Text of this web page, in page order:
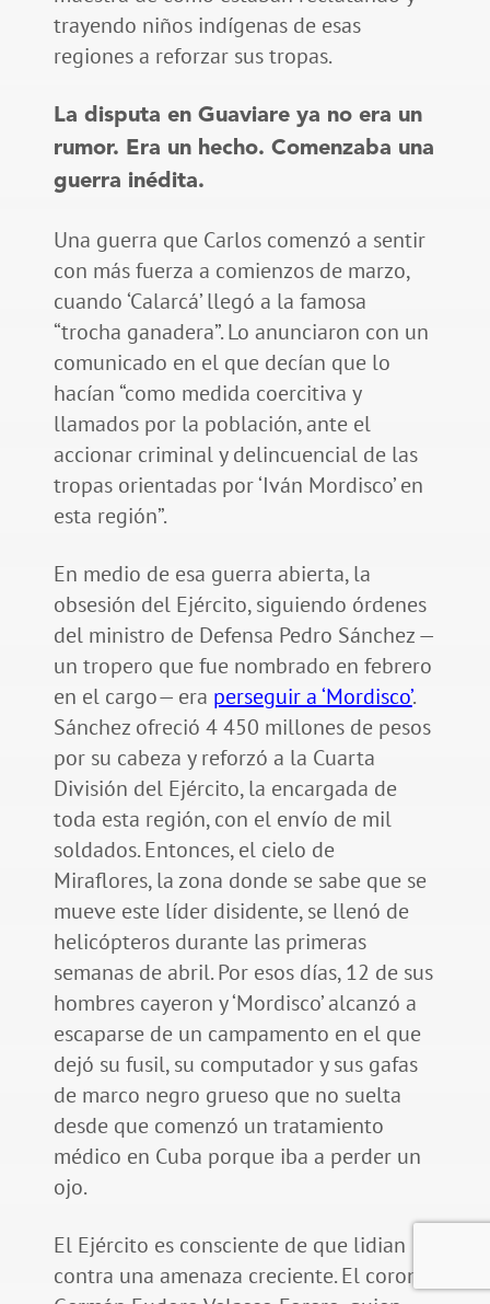
trayendo niños indígenas de esas
regiones a reforzar sus tropas.
La disputa en Guaviare ya no era un
rumor. Era un hecho. Comenzaba una
guerra inédita.
Una guerra que Carlos comenzó a sentir
con más fuerza a comienzos de marzo,
cuando ‘Calarcá’ llegó a la famosa
“trocha ganadera”. Lo anunciaron con un
comunicado en el que decían que lo
hacían “como medida coercitiva y
llamados por la población, ante el
accionar criminal y delincuencial de las
tropas orientadas por ‘Iván Mordisco’ en
esta región”.
En medio de esa guerra abierta, la
obsesión del Ejército, siguiendo órdenes
del ministro de Defensa Pedro Sánchez —
un tropero que fue nombrado en febrero
en el cargo— era perseguir a ‘Mordisco’.
Sánchez ofreció 4 450 millones de pesos
por su cabeza y reforzó a la Cuarta
División del Ejército, la encargada de
toda esta región, con el envío de mil
soldados. Entonces, el cielo de
Miraflores, la zona donde se sabe que se
mueve este líder disidente, se llenó de
helicópteros durante las primeras
semanas de abril. Por esos días, 12 de sus
hombres cayeron y ‘Mordisco’ alcanzó a
escaparse de un campamento en el que
dejó su fusil, su computador y sus gafas
de marco negro grueso que no suelta
desde que comenzó un tratamiento
médico en Cuba porque iba a perder un
ojo.
El Ejército es consciente de que lidian
contra una amenaza creciente. El coronel